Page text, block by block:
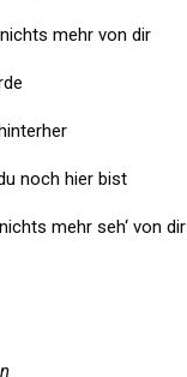
mehr von dir
noch hier bist
mehr seh‘ von dir